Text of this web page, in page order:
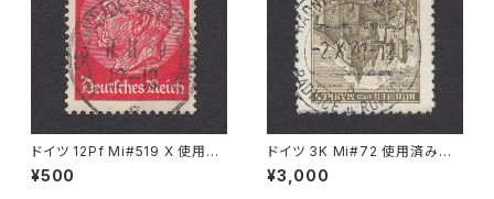
ドイツ 12Pf Mi#519 X 使用済
み切手｜WESERMÜNDE-GE
ESTEMÜNDE 11.11.1939
¥500
ドイツ 3K Mi#72 使用済み切
手｜RADNITZ b. ROKITZAN
2.X.1941
¥3,000